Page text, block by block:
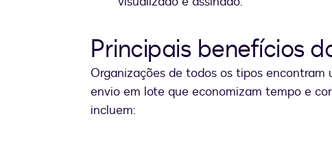
Principais benefícios
Organizações de todos os tipos
envio em lote que economizam tempo e
incluem: